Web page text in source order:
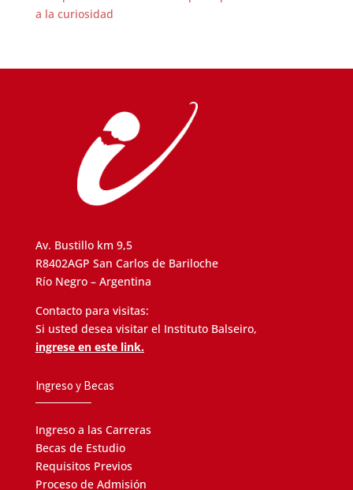
a la curiosidad
Av. Bustillo km 9,5
R8402AGP San Carlos de Bariloche
Río Negro – Argentina
Contacto para visitas:
Si usted desea visitar el Instituto Balseiro,
ingrese en este link.
Ingreso y Becas
Ingreso a las Carreras
Becas de Estudio
Requisitos Previos
Proceso de Admisión